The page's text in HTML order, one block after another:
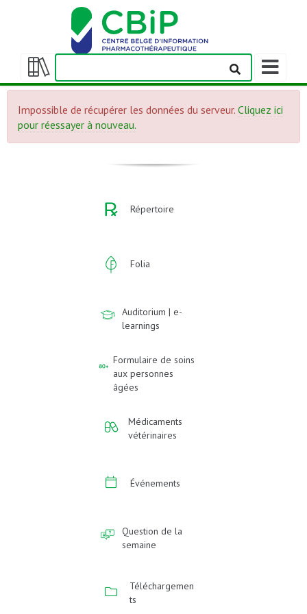
Afficher/masquer
table
des
Afficher/
la
barre
navigation
Impossible de récupérer les données du serveur. Cliquez ici
pour réessayer à nouveau.
Répertoire
Folia
Auditorium | e-
learnings
Formulaire de soins
aux personnes
âgées
Médicaments
vétérinaires
Événements
Question de la
semaine
Téléchargemen
ts